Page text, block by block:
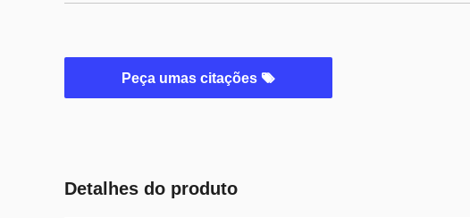
Peça umas citações
Detalhes do produto